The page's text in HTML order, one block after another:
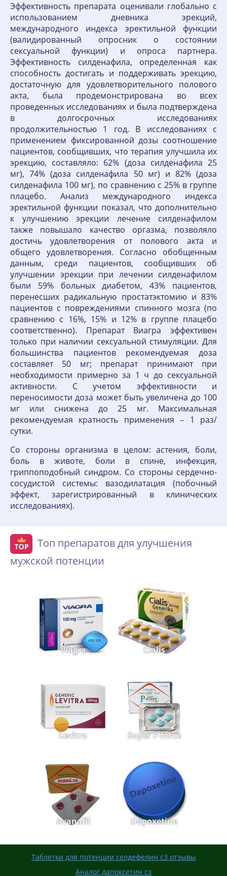
Эффективность препарата оценивали глобально с
использованием дневника эрекций,
международного индекса эректильной функции
(валидированный опросник о состоянии
сексуальной функции) и опроса партнера.
Эффективность силденафила, определенная как
способность достигать и поддерживать эрекцию,
достаточную для удовлетворительного полового
акта, была продемонстрирована во всех
проведенных исследованиях и была подтверждена
в долгосрочных исследованиях
продолжительностью 1 год. В исследованиях с
применением фиксированной дозы соотношение
пациентов, сообщивших, что терапия улучшила их
эрекцию, составляло: 62% (доза силденафила 25
мг), 74% (доза силденафила 50 мг) и 82% (доза
силденафила 100 мг), по сравнению с 25% в группе
плацебо. Анализ международного индекса
эректильной функции показал, что дополнительно
к улучшению эрекции лечение силденафилом
также повышало качество оргазма, позволяло
достичь удовлетворения от полового акта и
общего удовлетворения. Согласно обобщенным
данным, среди пациентов, сообщивших об
улучшении эрекции при лечении силденафилом
были 59% больных диабетом, 43% пациентов,
перенесших радикальную простатэктомию и 83%
пациентов с повреждениями спинного мозга (по
сравнению с 16%, 15% и 12% в группе плацебо
соответственно). Препарат Виагра эффективен
только при наличии сексуальной стимуляции. Для
большинства пациентов рекомендуемая доза
составляет 50 мг; препарат принимают при
необходимости примерно за 1 ч до сексуальной
активности. С учетом эффективности и
переносимости доза может быть увеличена до 100
мг или снижена до 25 мг. Максимальная
рекомендуемая кратность применения – 1 раз/
сутки.
Со стороны организма в целом: астения, боли,
боль в животе, боли в спине, инфекция,
гриппоподобный синдром. Со стороны сердечно-
сосудистой системы: вазодилатация (побочный
эффект, зарегистрированный в клинических
исследованиях).
Топ препаратов для улучшения
мужской потенции
Viagra Cialis
Levitra Super P-force
Avanafil Dapoxetine
Таблетки для потенции селдефелин с3 отзывы
Аналог дапоксетин сз